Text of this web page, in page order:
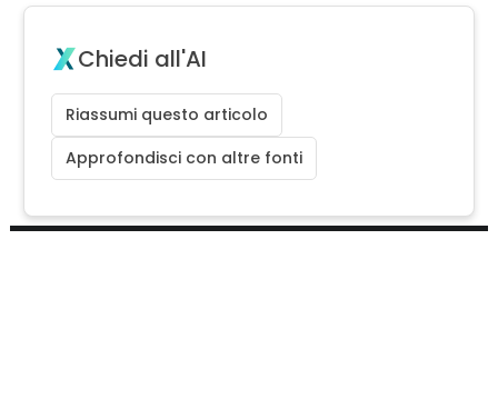
Chiedi all'AI
Riassumi questo articolo
Approfondisci con altre fonti